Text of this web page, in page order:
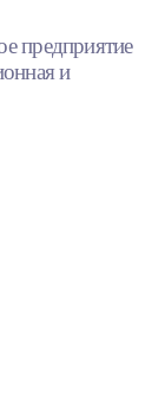
предприятие
и